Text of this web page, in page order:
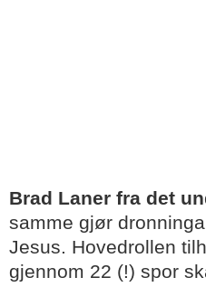
Brad Laner fra det
samme gjør
Jesus. Hovedrollen
gjennom 22 (!) spor